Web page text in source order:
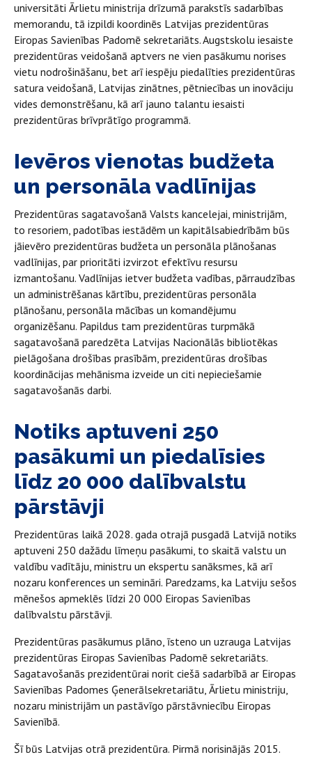
universitāti Ārlietu ministrija drīzumā parakstīs sadarbības
memorandu, tā izpildi koordinēs Latvijas prezidentūras
Eiropas Savienības Padomē sekretariāts. Augstskolu iesaiste
prezidentūras veidošanā aptvers ne vien pasākumu norises
vietu nodrošināšanu, bet arī iespēju piedalīties prezidentūras
satura veidošanā, Latvijas zinātnes, pētniecības un inovāciju
vides demonstrēšanu, kā arī jauno talantu iesaisti
prezidentūras brīvprātīgo programmā.
Ievēros vienotas budžeta
un personāla vadlīnijas
Prezidentūras sagatavošanā Valsts kancelejai, ministrijām,
to resoriem, padotības iestādēm un kapitālsabiedrībām būs
jāievēro prezidentūras budžeta un personāla plānošanas
vadlīnijas, par prioritāti izvirzot efektīvu resursu
izmantošanu. Vadlīnijas ietver budžeta vadības, pārraudzības
un administrēšanas kārtību, prezidentūras personāla
plānošanu, personāla mācības un komandējumu
organizēšanu. Papildus tam prezidentūras turpmākā
sagatavošanā paredzēta Latvijas Nacionālās bibliotēkas
pielāgošana drošības prasībām, prezidentūras drošības
koordinācijas mehānisma izveide un citi nepieciešamie
sagatavošanās darbi.
Notiks aptuveni 250
pasākumi un piedalīsies
līdz 20 000 dalībvalstu
pārstāvji
Prezidentūras laikā 2028. gada otrajā pusgadā Latvijā notiks
aptuveni 250 dažādu līmeņu pasākumi, to skaitā valstu un
valdību vadītāju, ministru un ekspertu sanāksmes, kā arī
nozaru konferences un semināri. Paredzams, ka Latviju sešos
mēnešos apmeklēs līdzi 20 000 Eiropas Savienības
dalībvalstu pārstāvji.
Prezidentūras pasākumus plāno, īsteno un uzrauga Latvijas
prezidentūras Eiropas Savienības Padomē sekretariāts.
Sagatavošanās prezidentūrai norit ciešā sadarbībā ar Eiropas
Savienības Padomes Ģenerālsekretariātu, Ārlietu ministriju,
nozaru ministrijām un pastāvīgo pārstāvniecību Eiropas
Savienībā.
Šī būs Latvijas otrā prezidentūra. Pirmā norisinājās 2015.